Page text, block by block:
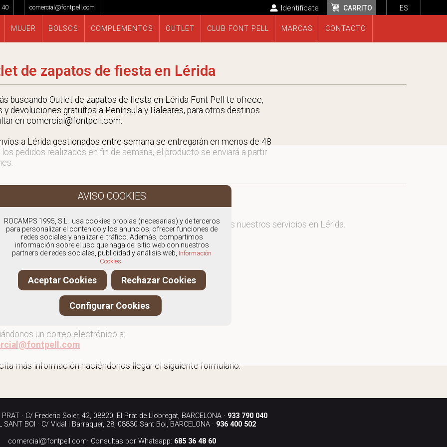
ES
40 comercial@fontpell.com CARRITO
Identifícate
MUJER BOLSOS COMPLEMENTOS OUTLET CLUB FONT PELL MARCAS CONTACTO
de zapatos de fiesta en Lérida
buscando Outlet de zapatos de fiesta en Lérida Font Pell te ofrece,
y devoluciones gratuítos a Península y Baleares, para otros destinos
en comercial@fontpell.com.
a Lérida gestionados entre semana se entregarán en menos de 48
los pedidos realizados en fin de semana, el producto se enviará a partir
especialistas en Outlet de zapatos de fiesta , y ofrecemos nuestros servicios en Lérida.
outlet de zapatos de fiesta
más información llamándonos a los teléfonos:
040
un correo electrónico a:
más información haciéndonos llegar el siguiente formulario:
PRAT · C/ Frederic Soler, 42, 08820, El Prat de Llobregat, BARCELONA · 933 790 040
SANT BOI · C/ Vidal i Barraquer, 28, 08830 Sant Boi, BARCELONA · 936 400 502
comercial@fontpell.com· Consultas por Whatsapp: 685 36 48 60
ROCAMPS 1995, S.L. usa cookies propias (necesarias) y de terceros
para personalizar el contenido y los anuncios, ofrecer funciones de
redes sociales y analizar el tráfico. Además, compartimos
información sobre el uso que haga del sitio web con nuestros
partners de redes sociales, publicidad y análisis web, Información
Cookies.
Aceptar Cookies Rechazar Cookies
Configurar Cookies